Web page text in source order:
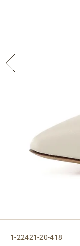
Informace o
1-22421-20-418